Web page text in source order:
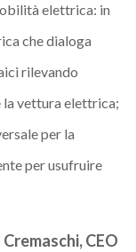
elettrica: in
che dialoga
rilevando
la vettura elettrica;
per la
per usufruire
CEO